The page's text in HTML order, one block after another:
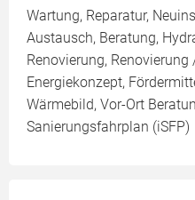
Wartung, Reparatur,
Austausch, Beratung,
Renovierung,
Energiekonzept,
Wärmebild, Vor-Ort
Sanierungsfahrplan (iSFP)